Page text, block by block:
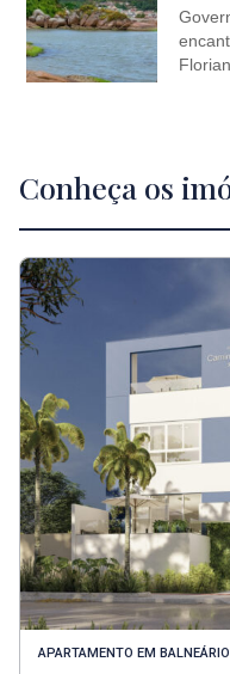
Conheça os
APARTAMENTO EM